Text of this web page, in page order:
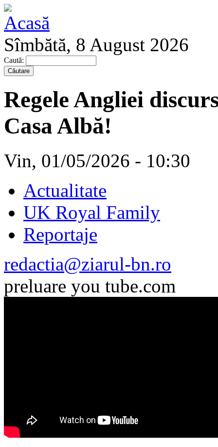
Sîmbătă, 8 August 2026
Caută:
Regele Angliei
Casa Albă!
Vin, 01/05/2026 - 10:30
Actualitate
UK Royal Family
Reportaje
redactia@ziarul-bn.ro
preluare you tube.com